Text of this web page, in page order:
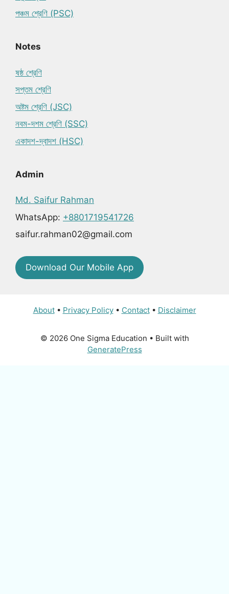
পঞ্চম শ্রেণি (PSC)
Notes
ষষ্ঠ শ্রেণি
সপ্তম শ্রেণি
অষ্টম শ্রেণি (JSC)
নবম-দশম শ্রেণি (SSC)
একাদশ-দ্বাদশ (HSC)
Admin
Md. Saifur Rahman
WhatsApp: +8801719541726
saifur.rahman02@gmail.com
Download Our Mobile App
About• Privacy Policy• Contact• Disclaimer
© 2026 One Sigma Education • Built with
GeneratePress